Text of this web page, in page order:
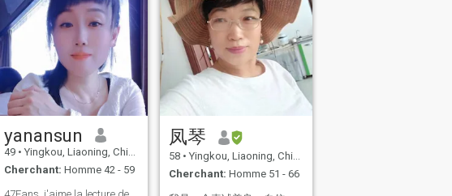
yanansun
49 • Yingkou, Liaoning, Chine
Cherchant: Homme 42 - 59
凤琴
58 • Yingkou, Liaoning, Chine
Cherchant: Homme 51 - 66